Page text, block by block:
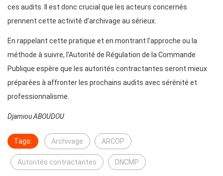
ces audits. Il est donc crucial que les acteurs concernés
prennent cette activité d’archivage au sérieux.
En rappelant cette pratique et en montrant l’approche ou la
méthode à suivre, l’Autorité de Régulation de la Commande
Publique espère que les autorités contractantes seront mieux
préparées à affronter les prochains audits avec sérénité et
professionnalisme.
Djamiou ABOUDOU
Tags: Archivage ARCOP
Autorités contractantes DNCMP